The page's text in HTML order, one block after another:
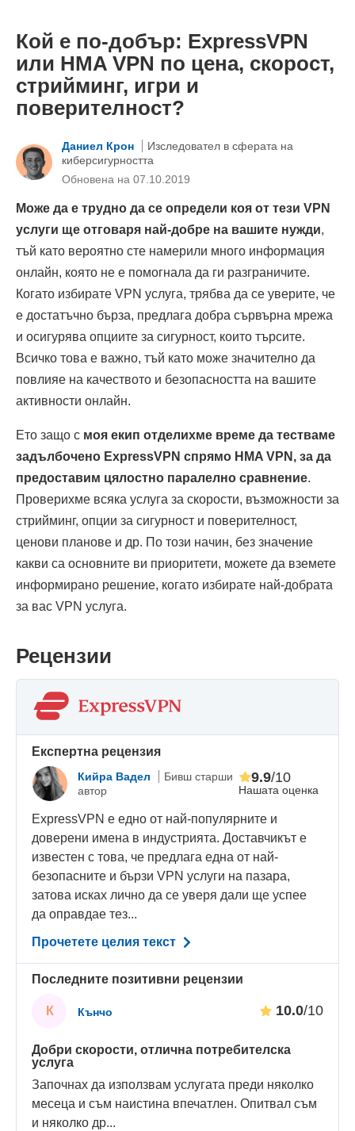
Кой е по-добър: ExpressVPN
или HMA VPN по цена, скорост,
стрийминг, игри и
поверителност?
Даниел Крон
Изследовател в сферата на
киберсигурността
Oбновена на 07.10.2019
Може да е трудно да се определи коя от тези VPN
услуги ще отговаря най-добре на вашите нужди,
тъй като вероятно сте намерили много информация
онлайн, която не е помогнала да ги разграничите.
Когато избирате VPN услуга, трябва да се уверите, че
е достатъчно бърза, предлага добра сървърна мрежа
и осигурява опциите за сигурност, които търсите.
Всичко това е важно, тъй като може значително да
повлияе на качеството и безопасността на вашите
активности онлайн.
Ето защо с моя екип отделихме време да тестваме
задълбочено ExpressVPN спрямо HMA VPN, за да
предоставим цялостно паралелно сравнение.
Проверихме всяка услуга за скорости, възможности за
стрийминг, опции за сигурност и поверителност,
ценови планове и др. По този начин, без значение
какви са основните ви приоритети, можете да вземете
информирано решение, когато избирате най-добрата
за вас VPN услуга.
Рецензии
Eкспертна рецензия
Кийра Вадел
Бивш старши
автор
Нашата оценка
9.9/10
ExpressVPN е едно от най-популярните и
доверени имена в индустрията. Доставчикът е
известен с това, че предлага една от най-
безопасните и бързи VPN услуги на пазара,
затова исках лично да се уверя дали ще успее
да оправдае тез...
Прочетете целия текст
Последните позитивни рецензии
К Кънчо 10.0/10
Добри скорости, отлична потребителска
услуга
Започнах да използвам услугата преди няколко
месеца и съм наистина впечатлен. Опитвал съм
и няколко др...